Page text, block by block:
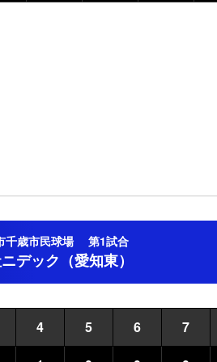
千歳市民球場 第1試合
デック（愛知東）
4 5 6 7